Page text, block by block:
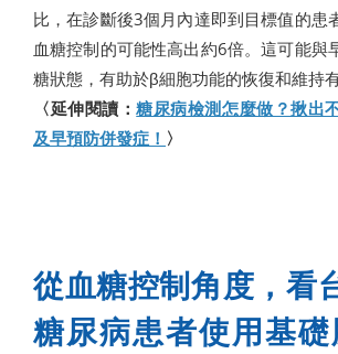
比，在診斷後3個月內達即到目標值的患
血糖控制的可能性高出約6倍。這可能與
糖狀態，有助於β細胞功能的恢復和維持有
〈延伸閱讀：糖尿病檢測怎麼做？揪出
及早預防併發症！ 〉
從血糖控制角度，看
糖尿病患者使用基